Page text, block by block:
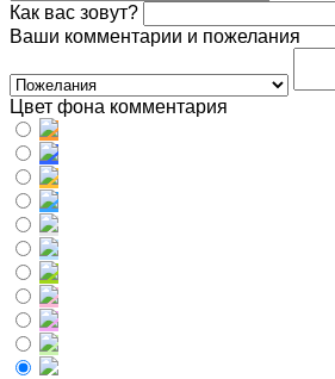
Как вас зовут?
Ваши комментарии и пожелания
Цвет фона комментария